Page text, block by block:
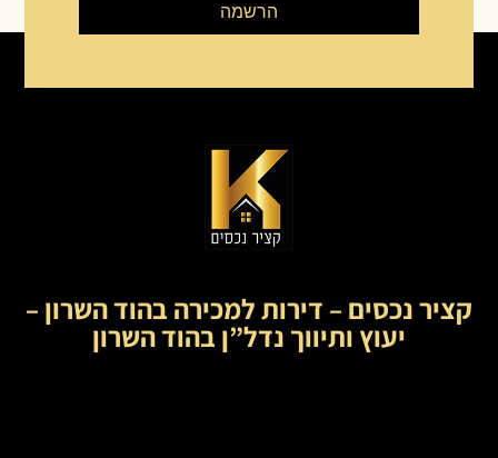
הרשמה
קציר נכסים – דירות למכירה בהוד השרון –
יעוץ ותיווך נדל”ן בהוד השרון